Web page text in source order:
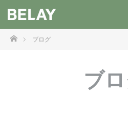
ホームブログ
ブ